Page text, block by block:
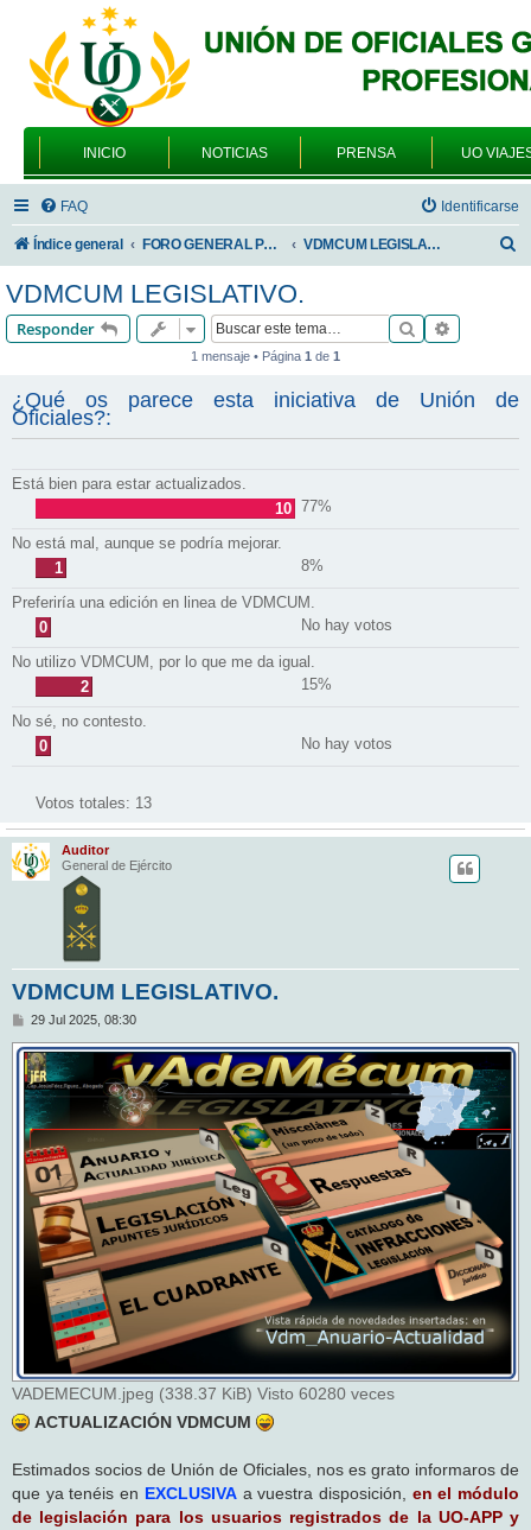
INICIO NOTICIAS PRENSA UO
FAQ Identificarse
Índice general FORO GENERAL PARA TODOS LOS USUARIOS VDMCUM LEGISLATIVO.
r
VDMCUM LEGISLATIVO.
Responder Buscar
1 mensaje • Página 1 de 1
¿Qué os parece esta iniciativa de Unión de
Oficiales?:
Está bien para estar actualizados.
10 77%
No está mal, aunque se podría mejorar.
1
8%
Preferiría una edición en linea de VDMCUM.
0
No hay votos
No utilizo VDMCUM, por lo que me da igual.
2
15%
No sé, no contesto.
0
No hay votos
Votos totales: 13
Auditor
General de Ejército
VDMCUM LEGISLATIVO.
M
n
s
a
j
e
29 Jul 2025, 08:30
VADEMECUM.jpeg (338.37 KiB) Visto 60280 veces
ACTUALIZACIÓN VDMCUM
Estimados socios de Unión de Oficiales, nos es grato informaros de
que ya tenéis en EXCLUSIVAa vuestra disposición, en el módulo
de legislación para los usuarios registrados de la UO-APP y